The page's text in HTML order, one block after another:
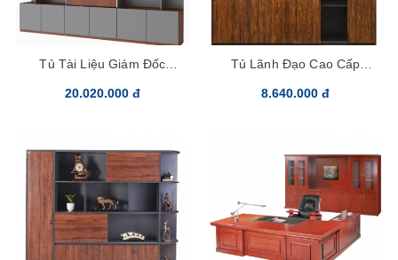
Tủ Tài Liệu Giám Đốc
20.020.000 đ
Tủ Lãnh Đạo Cao Cấp
8.640.000 đ